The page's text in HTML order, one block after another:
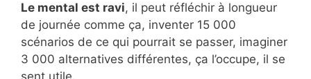
Le mental est ravi, il peut réfléchir à longueur
de journée comme ça, inventer 15 000
scénarios de ce qui pourrait se passer, imaginer
3 000 alternatives différentes, ça l’occupe, il se